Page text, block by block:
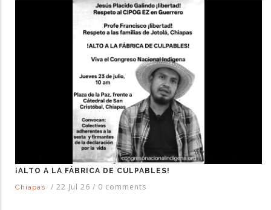
¡ALTO A LA FÁBRICA DE CULPABLES!
Chiapas
/ 22 Jul 26 / 0 comments